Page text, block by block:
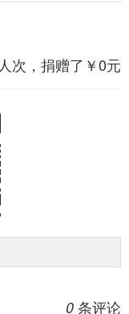
人次，捐赠了￥0元
0 条评论